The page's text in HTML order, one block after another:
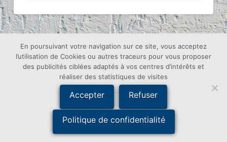
ACCUEIL
PEINTURE DÉCORATIVE
RAVALEMENT DE FAÇADE
REVÊTEMENT SOL ET MUR
RÉALISATIONS CONTACT
Mentions Légales
En poursuivant votre navigation sur ce site, vous acceptez
l’utilisation de Cookies ou autres traceurs pour vous proposer
des publicités ciblées adaptés à vos centres d’intérêts et
réaliser des statistiques de visites
Accepter Refuser
Politique de confidentialité